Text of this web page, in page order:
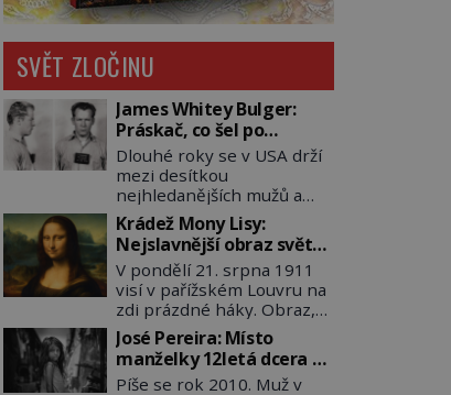
SVĚT ZLOČINU
James Whitey Bulger:
Práskač, co šel po
práskačích
Dlouhé roky se v USA drží
mezi desítkou
nejhledanějších mužů a
dopracuje to až na číslo
dvě – hned po Usámovi bin
Ládinovi (1957–2011). To je
James „Whitey“ Bulger
(1929–2018) viněný ze
spoluúčasti na 19
vraždách, vydírání a lichvy.
A samozřejmě, krom toho
je ještě drogový dealer,
Krádež Mony Lisy:
Nejslavnější obraz světa
zůstane dva roky
nezvěstný
V pondělí 21. srpna 1911
visí v pařížském Louvru na
zdi prázdné háky. Obraz,
který dnes zná celý svět, je
pryč. Zpočátku si nikdo
nemyslí, že jde o krádež.
Zaměstnanci jsou
José Pereira: Místo
manželky 12letá dcera –
a sousedi o všem vědí!
Píše se rok 2010. Muž v